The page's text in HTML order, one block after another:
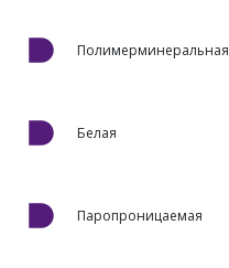
Полимерминеральная
Белая
Паропроницаемая